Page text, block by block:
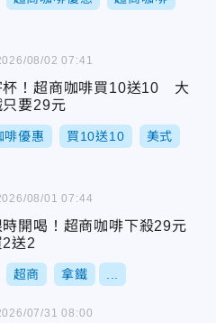
杯！超商咖啡買10送10 大
要29元
啡優惠 買10送10 美式
08/02 07:41
時開喝！超商咖啡下殺29元
2送2
超商 拿鐵
08/01 07:44
07/31 08:00